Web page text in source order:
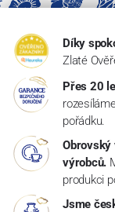
Díky
Zlaté
Přes 20
pořádku.
Obrovský
výrobců.
produkci
Jsme